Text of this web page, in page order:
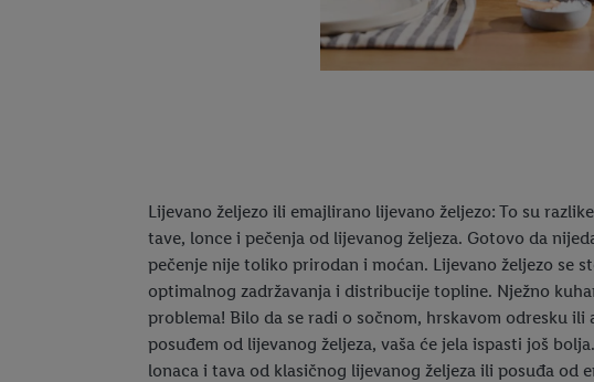
Lijevano željezo ili emajlirano lijevano željezo: To su
tave, lonce i pečenja od lijevanog željeza. Gotovo da
pečenje nije toliko prirodan i moćan. Lijevano željezo se
optimalnog zadržavanja i distribucije topline. Nježno
problema! Bilo da se radi o sočnom, hrskavom odresku ili
posuđem od lijevanog željeza, vaša će jela ispasti još
lonaca i tava od klasičnog lijevanog željeza ili posuđa od